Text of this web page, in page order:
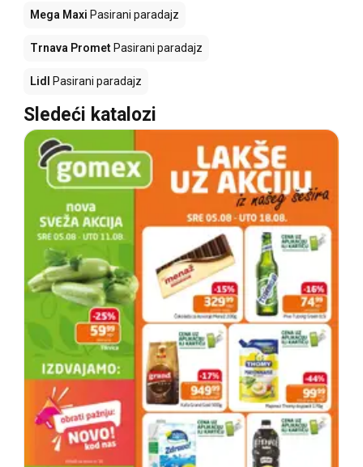
Mega Maxi Pasirani paradajz
Trnava Promet Pasirani paradajz
Lidl Pasirani paradajz
Sledeći katalozi